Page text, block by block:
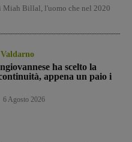
Miah Billal, l'uomo che nel 2020
ha scelto la
appena un paio i
6 Agosto 2026